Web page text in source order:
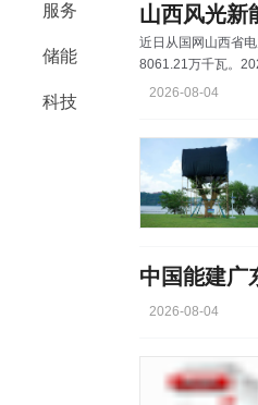
服务
储能
科技
山西风光新
近日从国网山西省
8061.21万千瓦。
源含“绿”量持续
2026-08-04
中国能建广
2026-08-04